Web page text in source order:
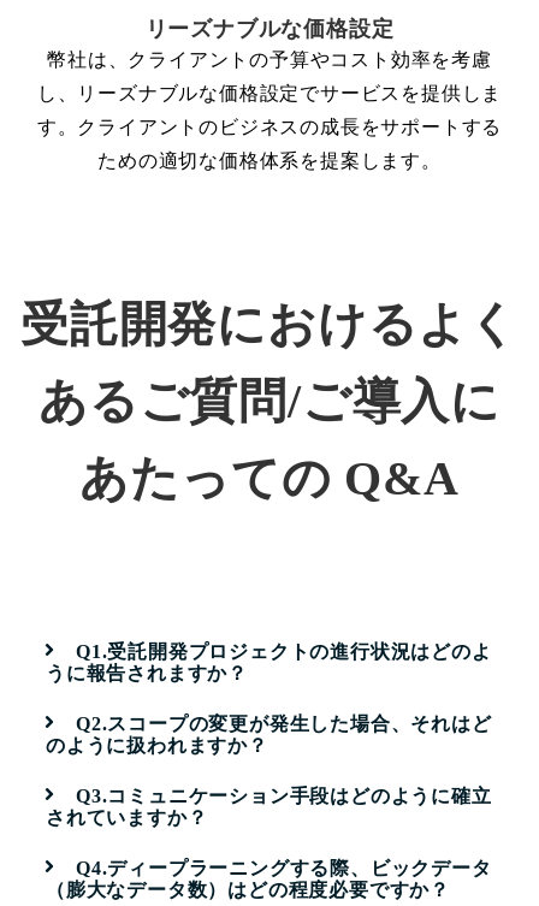
リーズナブルな価格設定
幣社は、クライアントの予算やコスト効率を考慮
し、リーズナブルな価格設定でサービスを提供しま
す。クライアントのビジネスの成長をサポートする
ための適切な価格体系を提案します。
受託開発におけるよく
あるご質問/ご導入に
あたっての Q&A
Q1.受託開発プロジェクトの進行状況はどのよ
うに報告されますか？
Q2.スコープの変更が発生した場合、それはど
のように扱われますか？
Q3.コミュニケーション手段はどのように確立
されていますか？
Q4.ディープラーニングする際、ビックデータ
（膨大なデータ数）はどの程度必要ですか？